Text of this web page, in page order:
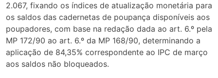
2.067, fixando os índices de atualização monetária para
os saldos das cadernetas de poupança disponíveis aos
poupadores, com base na redação dada ao art. 6.º pela
MP 172/90 ao art. 6.º da MP 168/90, determinando a
aplicação de 84,35% correspondente ao IPC de março
aos saldos não bloqueados.